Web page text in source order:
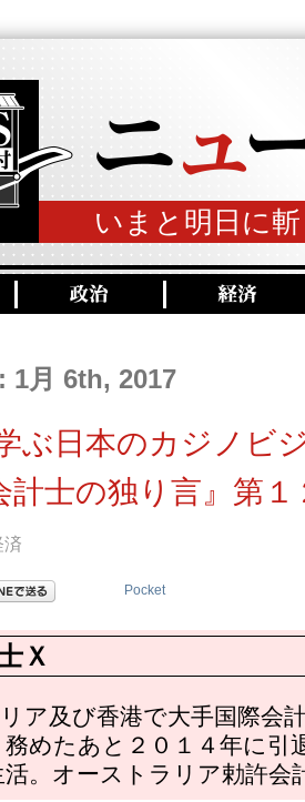
いまと明日に
月 6th, 2017
ぶ日本のカジノビ
計士の独り言』第１
Pocket
Ｘ
ア及び香港で大手国際会
務めたあと２０１４年に引
。オーストラリア勅許会